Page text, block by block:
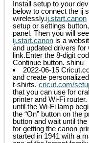
Install setup to your
below to connect the ij
wirelessly.ij.start.canon
setup or settings
panel. Then you will
ij.start.canon is a
and updated drivers
link.Enter the 8-digit
Continue button. shinu
2022-06-15
and create
t-shirts. cricut.com/
that you can use for
printer and Wi-Fi
until the Wi-Fi lamp
the “On” button on the
button and wait until
for getting the canon
started in 1941 with a